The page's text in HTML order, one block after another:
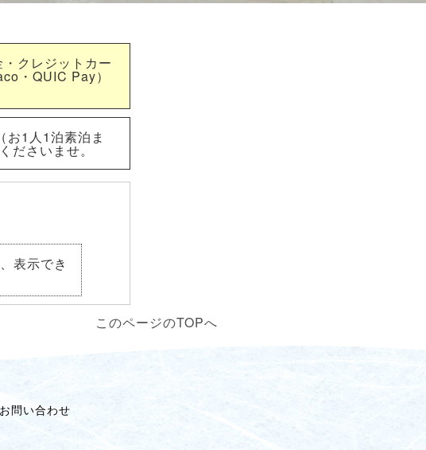
クレジットカー
・QUIC Pay）
1人1泊素泊ま
ださいませ。
表示でき
このページのTOPへ
お問い合わせ